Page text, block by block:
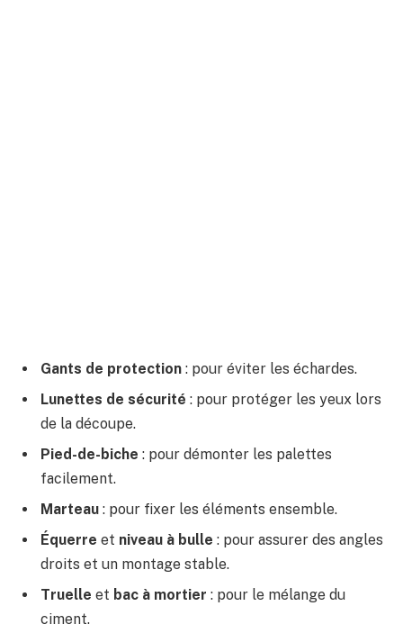
Gants de protection : pour éviter les échardes.
Lunettes de sécurité : pour protéger les yeux lors
de la découpe.
Pied-de-biche : pour démonter les palettes
facilement.
Marteau : pour fixer les éléments ensemble.
Équerre et niveau à bulle : pour assurer des angles
droits et un montage stable.
Truelle et bac à mortier : pour le mélange du
ciment.